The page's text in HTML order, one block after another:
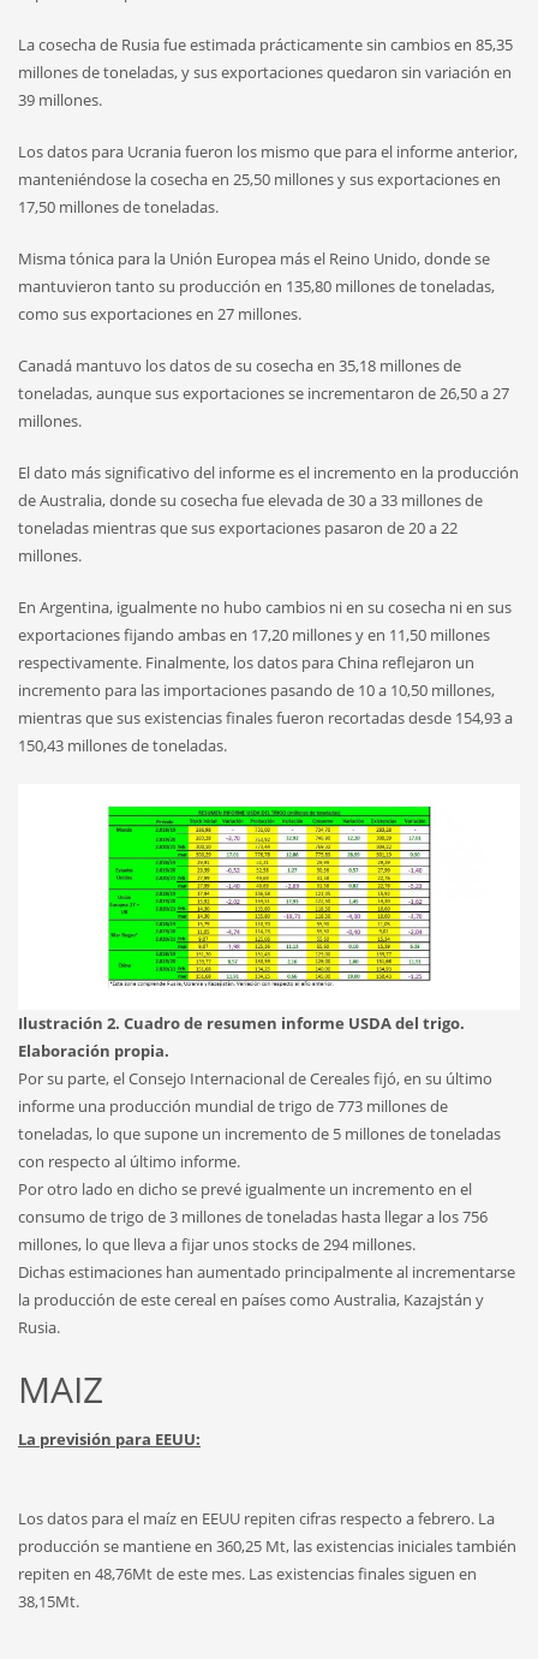
La cosecha de Rusia fue estimada prácticamente sin cambios en 85,35
millones de toneladas, y sus exportaciones quedaron sin variación en
39 millones.
Los datos para Ucrania fueron los mismo que para el informe anterior,
manteniéndose la cosecha en 25,50 millones y sus exportaciones en
17,50 millones de toneladas.
Misma tónica para la Unión Europea más el Reino Unido, donde se
mantuvieron tanto su producción en 135,80 millones de toneladas,
como sus exportaciones en 27 millones.
Canadá mantuvo los datos de su cosecha en 35,18 millones de
toneladas, aunque sus exportaciones se incrementaron de 26,50 a 27
millones.
El dato más significativo del informe es el incremento en la producción
de Australia, donde su cosecha fue elevada de 30 a 33 millones de
toneladas mientras que sus exportaciones pasaron de 20 a 22
millones.
En Argentina, igualmente no hubo cambios ni en su cosecha ni en sus
exportaciones fijando ambas en 17,20 millones y en 11,50 millones
respectivamente. Finalmente, los datos para China reflejaron un
incremento para las importaciones pasando de 10 a 10,50 millones,
mientras que sus existencias finales fueron recortadas desde 154,93 a
150,43 millones de toneladas.
Ilustración 2. Cuadro de resumen informe USDA del trigo.
Elaboración propia.
Por su parte, el Consejo Internacional de Cereales fijó, en su último
informe una producción mundial de trigo de 773 millones de
toneladas, lo que supone un incremento de 5 millones de toneladas
con respecto al último informe.
Por otro lado en dicho se prevé igualmente un incremento en el
consumo de trigo de 3 millones de toneladas hasta llegar a los 756
millones, lo que lleva a fijar unos stocks de 294 millones.
Dichas estimaciones han aumentado principalmente al incrementarse
la producción de este cereal en países como Australia, Kazajstán y
Rusia.
MAIZ
La previsión para EEUU:
Los datos para el maíz en EEUU repiten cifras respecto a febrero. La
producción se mantiene en 360,25 Mt, las existencias iniciales también
repiten en 48,76Mt de este mes. Las existencias finales siguen en
38,15Mt.